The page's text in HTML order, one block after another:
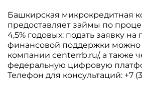
Башкирская микрокредитная
предоставляет займы по
4,5% годовых: подать заявку на
финансовой поддержки можно
компании centerrb.ru/, а также
федеральную цифровую
Телефон для консультаций: +7